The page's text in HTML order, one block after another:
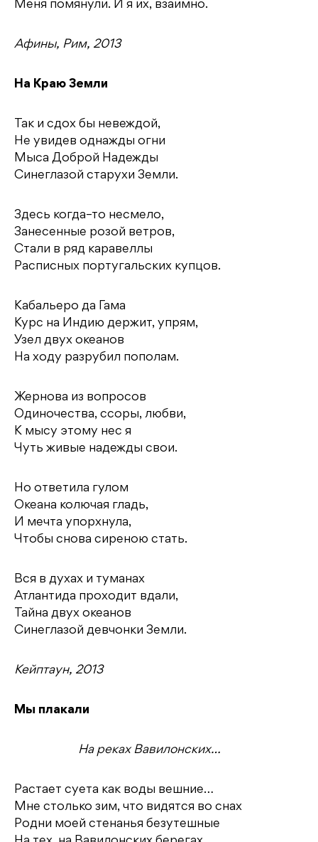
Меня помянули. И я их, взаимно.
Афины, Рим, 2013
На Краю Земли
Так и сдох бы невеждой,
Не увидев однажды огни
Мыса Доброй Надежды
Синеглазой старухи Земли.
Здесь когда–то несмело,
Занесенные розой ветров,
Стали в ряд каравеллы
Расписных португальских купцов.
Кабальеро да Гама
Курс на Индию держит, упрям,
Узел двух океанов
На ходу разрубил пополам.
Жернова из вопросов
Одиночества, ссоры, любви,
К мысу этому нес я
Чуть живые надежды свои.
Но ответила гулом
Океана колючая гладь,
И мечта упорхнула,
Чтобы снова сиреною стать.
Вся в духах и туманах
Атлантида проходит вдали,
Тайна двух океанов
Синеглазой девчонки Земли.
Кейптаун, 2013
Мы плакали
На реках Вавилонских…
Растает суета как воды вешние…
Мне столько зим, что видятся во снах
Родни моей стенанья безутешные